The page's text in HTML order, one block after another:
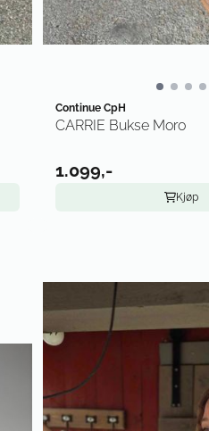
Continue CpH
CARRIE Bukse Moro
1.099,-
Kjøp